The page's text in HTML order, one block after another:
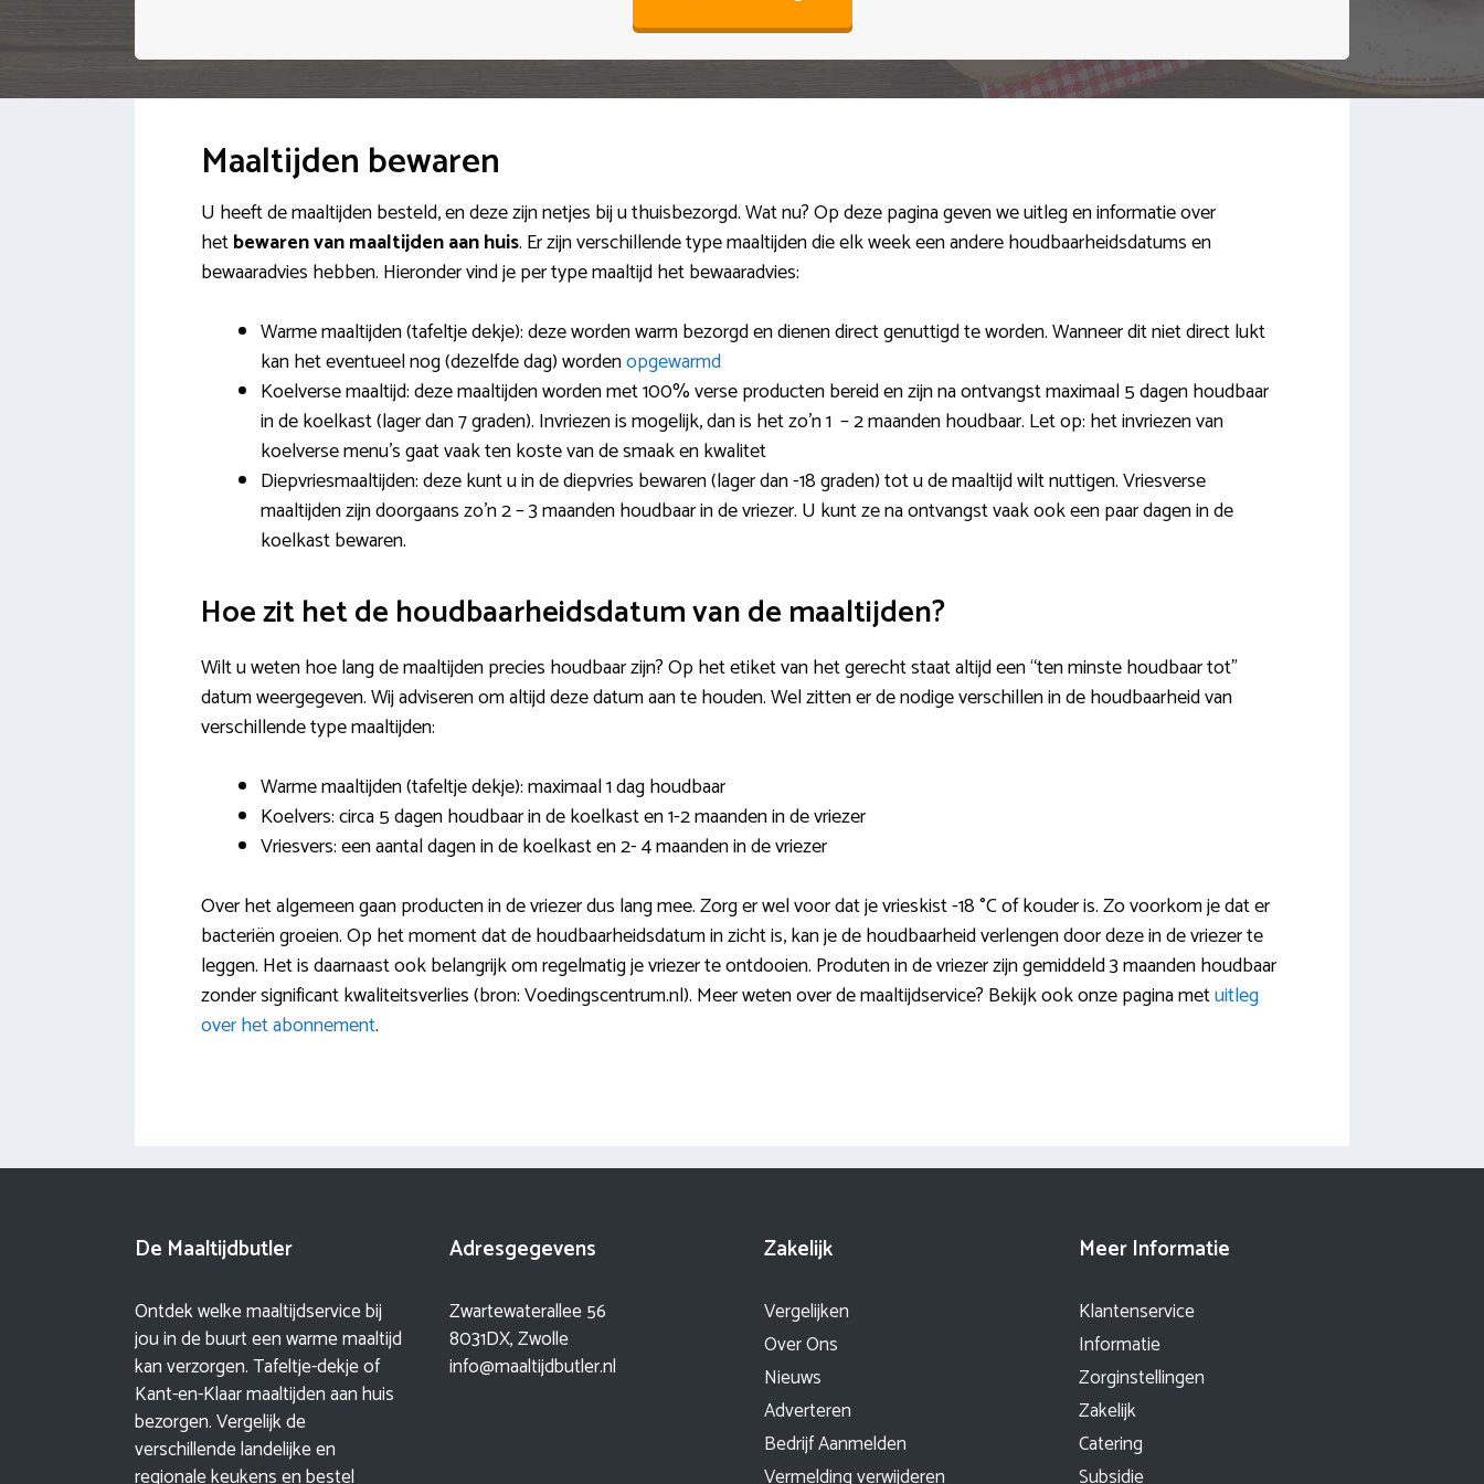
Maaltijden bewaren
U heeft de maaltijden besteld, en deze zijn netjes bij u thuisbezorgd. Wat nu? Op deze pagina geven we uitleg en informatie over
hetbewaren van maaltijden aan huis. Er zijn verschillende type maaltijden die elk week een andere houdbaarheidsdatums en
bewaaradvies hebben. Hieronder vind je per type maaltijd het bewaaradvies:
Warme maaltijden (tafeltje dekje): deze worden warm bezorgd en dienen direct genuttigd te worden. Wanneer dit niet direct lukt
kan het eventueel nog (dezelfde dag) wordenopgewarmd
Koelverse maaltijd: deze maaltijden worden met 100% verse producten bereid en zijn na ontvangst maximaal 5 dagen houdbaar
in de koelkast (lager dan 7 graden). Invriezen is mogelijk, dan is het zo’n 1 – 2 maanden houdbaar. Let op: het invriezen van
koelverse menu’s gaat vaak ten koste van de smaak en kwalitet
Diepvriesmaaltijden: deze kunt u in de diepvries bewaren (lager dan -18 graden) tot u de maaltijd wilt nuttigen. Vriesverse
maaltijden zijn doorgaans zo’n 2 – 3 maanden houdbaar in de vriezer. U kunt ze na ontvangst vaak ook een paar dagen in de
koelkast bewaren.
Hoe zit het de houdbaarheidsdatum van de maaltijden?
Wilt u weten hoe lang de maaltijden precies houdbaar zijn? Op het etiket van het gerecht staat altijd een “ten minste houdbaar tot”
datum weergegeven. Wij adviseren om altijd deze datum aan te houden. Wel zitten er de nodige verschillen in de houdbaarheid van
verschillende type maaltijden:
Warme maaltijden (tafeltje dekje): maximaal 1 dag houdbaar
Koelvers: circa 5 dagen houdbaar in de koelkast en 1-2 maanden in de vriezer
Vriesvers: een aantal dagen in de koelkast en 2- 4 maanden in de vriezer
Over het algemeen gaan producten in de vriezer dus lang mee. Zorg er wel voor dat je vrieskist -18 °C of kouder is. Zo voorkom je dat er
bacteriën groeien. Op het moment dat de houdbaarheidsdatum in zicht is, kan je de houdbaarheid verlengen door deze in de vriezer te
leggen. Het is daarnaast ook belangrijk om regelmatig je vriezer te ontdooien. Produten in de vriezer zijn gemiddeld 3 maanden houdbaar
zonder significant kwaliteitsverlies (bron: Voedingscentrum.nl). Meer weten over de maaltijdservice? Bekijk ook onze pagina metuitleg
over het abonnement.
De Maaltijdbutler
Ontdek welke maaltijdservice bij
jou in de buurt een warme maaltijd
kan verzorgen. Tafeltje-dekje of
Kant-en-Klaar maaltijden aan huis
bezorgen. Vergelijk de
verschillende landelijke en
regionale keukens en bestel
Adresgegevens
Zwartewaterallee 56
8031DX, Zwolle
info@maaltijdbutler.nl
Zakelijk
Vergelijken
Over Ons
Nieuws
Adverteren
Bedrijf Aanmelden
Vermelding verwijderen
Meer Informatie
Klantenservice
Informatie
Zorginstellingen
Zakelijk
Catering
Subsidie